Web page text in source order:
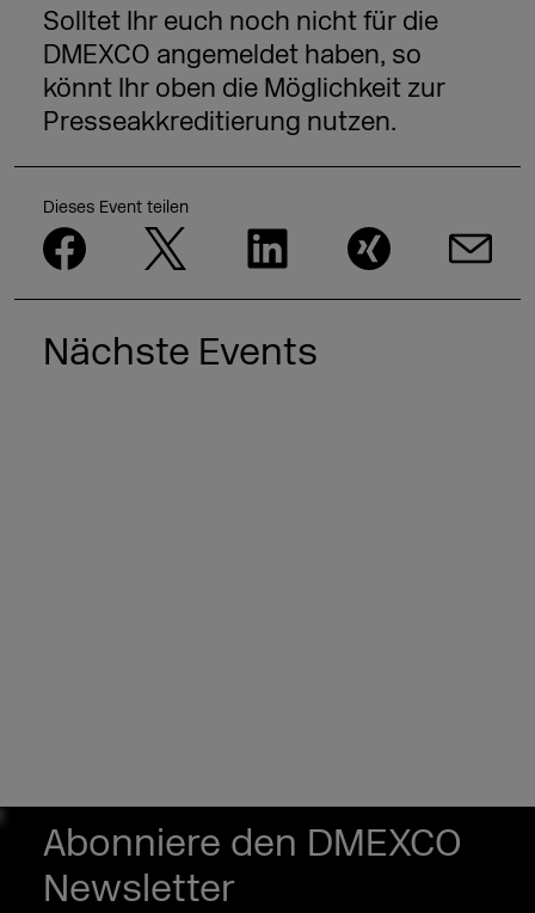
Solltet Ihr euch noch nicht für die
DMEXCO angemeldet haben, so
könnt Ihr oben die Möglichkeit zur
Presseakkreditierung nutzen.
Dieses Event teilen
Nächste Events
Abonniere den DMEXCO
Newsletter